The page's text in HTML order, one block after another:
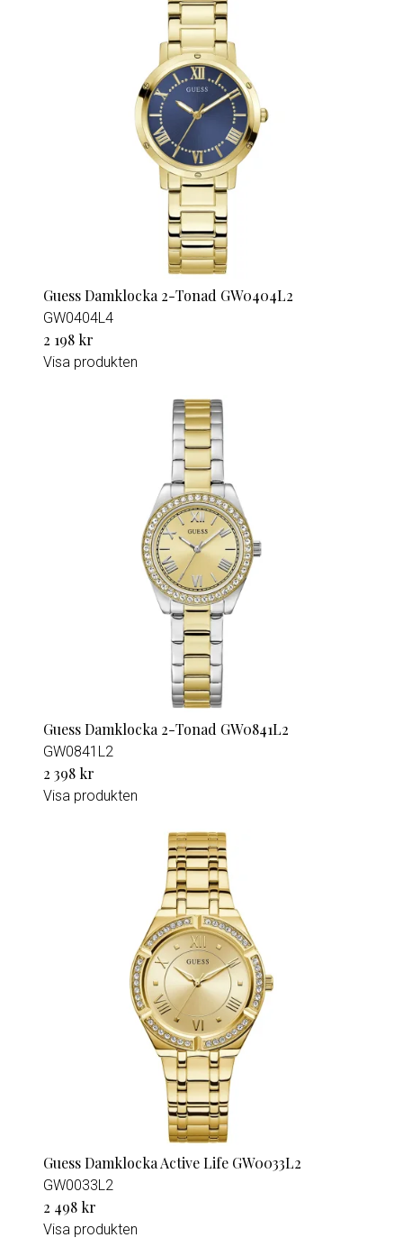
Guess Damklocka 2-Tonad GW0404L2
GW0404L4
2 198 kr
Visa produkten
Guess Damklocka 2-Tonad GW0841L2
GW0841L2
2 398 kr
Visa produkten
Guess Damklocka Active Life GW0033L2
GW0033L2
2 498 kr
Visa produkten